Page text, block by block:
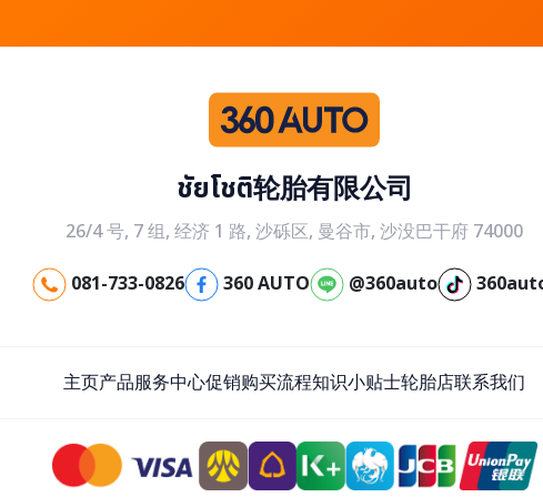
ชัยโชติ轮胎有限公司
26/4 号, 7 组, 经济 1 路, 沙砾区, 曼谷市, 沙没巴干府 74000
081-733-0826
360 AUTO @360auto
主页产品服务中心促销购买流程知识小贴士轮胎店联系我们